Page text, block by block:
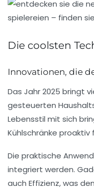
Die coolsten
Innovationen, die
Das Jahr2025 bringt
gesteuerten
Lebensstil mit sich
Kühlschränke
Die praktische
integriert werden.
auch Effizienz, was